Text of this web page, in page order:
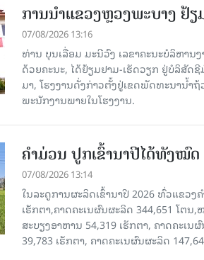
ການນຳແຂວງຫຼວງພະບາງ ຢ້
07/08/2026 13:16
ທ່ານ ບຸນເລື່ອມ ມະນີວົງ ເລ​ຂາ​ຄະ​ນະ​ບໍ​ລິ​ຫາ
ດ້ວຍຄະນະ, ໄດ້ຢ້ຽມຢາມ-ເຮັດວຽກ ຢູ່ບໍລິສັດ
ມາ, ໂຮງ​ງານ​ດັ່ງ​ກ່າວຕັ້ງຢູ່ເຂດພັດທະນານ້ຳ
ພະນັກງານພາຍໃນໂຮງງານ.
ຄໍາມ່ວນ ປູກເຂົ້ານາປີໄດ້ທັງໝົດ
07/08/2026 13:14
ໃນລະດູການຜະລິດເຂົ້ານາປີ 2026 ທົ່ວແຂວ
ເຮັກຕາ,ຄາດຄະເນຜົນຜະລິດ 344,651 ໂຕ
ສະບຽງອາຫານ 54,319 ເຮັກຕາ, ຄາດຄະເ
39,783 ເຮັກຕາ, ຄາດຄະເນຜົນຜະລິດ